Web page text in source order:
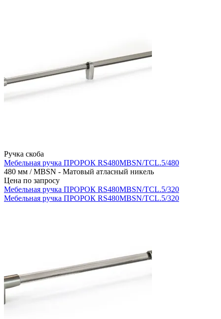
Ручка скоба
Мебельная ручка ПРОРОК RS480MBSN/TCL.5/480
480 мм / MBSN - Матовый атласный никель
Цена по запросу
Мебельная ручка ПРОРОК RS480MBSN/TCL.5/320
Мебельная ручка ПРОРОК RS480MBSN/TCL.5/320